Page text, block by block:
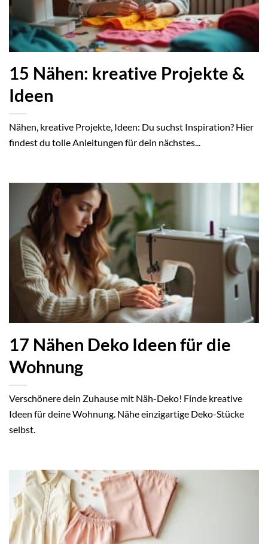
15 Nähen: kreative Projekte &
Ideen
Nähen, kreative Projekte, Ideen: Du suchst Inspiration? Hier
findest du tolle Anleitungen für dein nächstes...
17 Nähen Deko Ideen für die
Wohnung
Verschönere dein Zuhause mit Näh-Deko! Finde kreative
Ideen für deine Wohnung. Nähe einzigartige Deko-Stücke
selbst.